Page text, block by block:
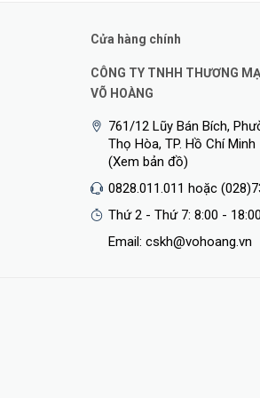
Gigabit Ethernet và cổng
chuyển đổi đều nằm ở dưới
<Hotline: 0828.011.011 -
Cửa hàng chính
CÔNG TY TNHH THƯƠNG
VÕ HOÀNG
761/12 Lũy Bán Bích,
Thọ Hòa, TP. Hồ Chí Minh
(Xem bản đồ)
0828.011.011 hoặc
Thứ 2 - Thứ 7: 8:00 - 18:00
Email: cskh@vohoang.vn